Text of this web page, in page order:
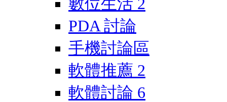
PDA 討論
手機討論區
軟體推薦 2
軟體討論 6